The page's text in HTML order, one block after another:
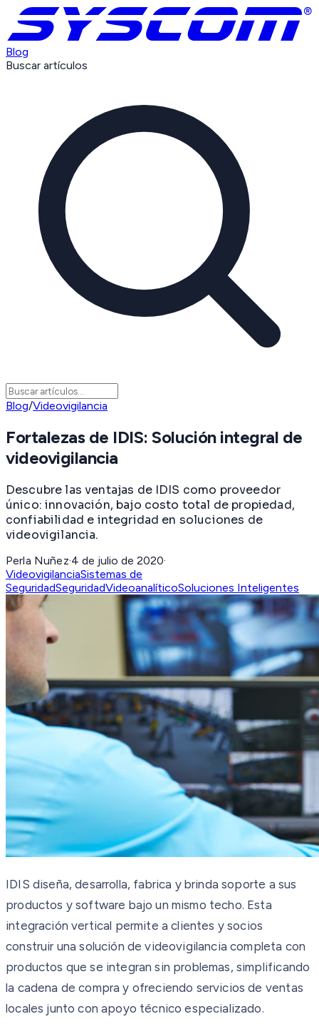
Blog
Buscar artículos
Blog/Videovigilancia
Fortalezas de IDIS: Solución integral de
videovigilancia
Descubre las ventajas de IDIS como proveedor
único: innovación, bajo costo total de propiedad,
confiabilidad e integridad en soluciones de
videovigilancia.
Perla Nuñez·4 de julio de 2020·
VideovigilanciaSistemas de
SeguridadSeguridadVideoanalíticoSoluciones Inteligentes
IDIS diseña, desarrolla, fabrica y brinda soporte a sus
productos y software bajo un mismo techo. Esta
integración vertical permite a clientes y socios
construir una solución de videovigilancia completa con
productos que se integran sin problemas, simplificando
la cadena de compra y ofreciendo servicios de ventas
locales junto con apoyo técnico especializado.